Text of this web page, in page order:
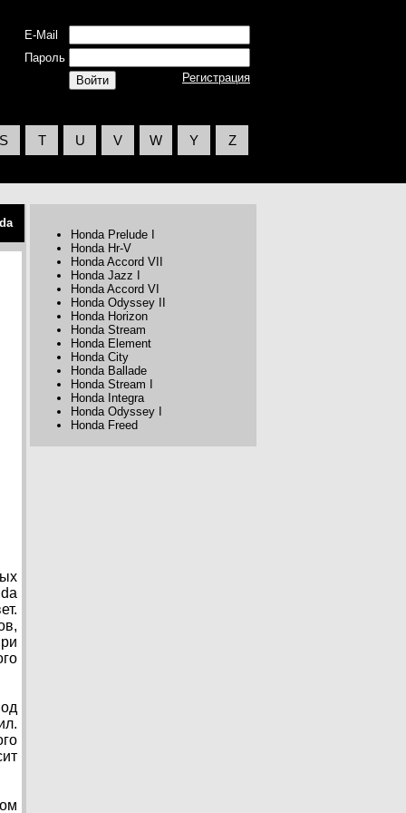
E-Mail
Пароль
Регистрация
S T U V W Y Z
Honda Prelude I
Honda Hr-V
Honda Accord VII
Honda Jazz I
Honda Accord VI
Honda Odyssey II
Honda Horizon
Honda Stream
Honda Element
Honda City
Honda Ballade
Honda Stream I
Honda Integra
Honda Odyssey I
Honda Freed